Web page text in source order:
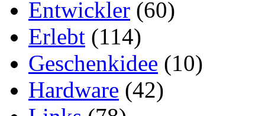
Entwickler (60)
Erlebt (114)
Geschenkidee (10)
Hardware (42)